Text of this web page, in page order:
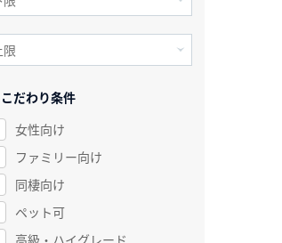
こだわり条件
女性向け
ファミリー向け
同棲向け
ペット可
高級・ハイグレード